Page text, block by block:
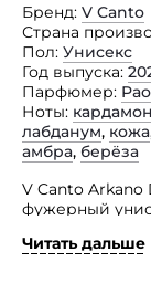
Бренд V Canto
Страна
Пол Унисекс
Год выпуска
Парфюмер
Ноты кардамон
лабданум, кожа
амбра, берёза
V Canto Arkano
фужерный
как кристалл,
Читать дальше